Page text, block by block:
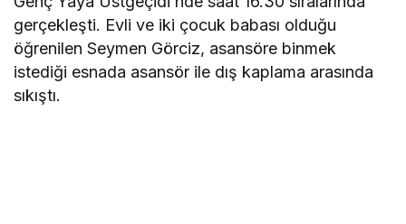
gerçekleşti. Evli ve iki çocuk babası olduğu
öğrenilen Seymen Görciz, asansöre binmek
istediği esnada asansör ile dış kaplama arasında
sıkıştı.